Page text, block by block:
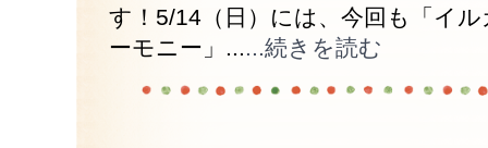
す！5/14（日）には、今回も「イ
ーモニー」......続きを読む